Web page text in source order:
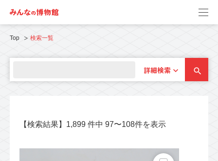
Top 検索一覧
詳細検索
【検索結果】1,899 件中 97〜108件を表示